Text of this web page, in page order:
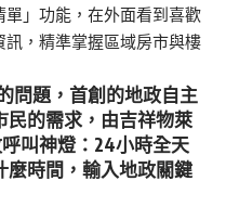
」功能，在外面看到喜歡
，精準掌握區域房市與樓
問題， 首創的地政自主
民的需求，由吉祥物萊
叫神燈：24小時全天
麼時間，輸入地政關鍵